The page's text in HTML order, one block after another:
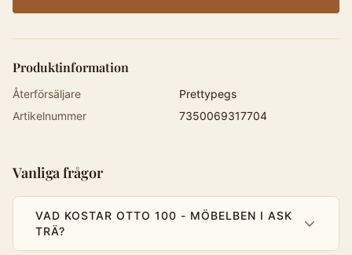
Produktinformation
Återförsäljare
Prettypegs
Artikelnummer
7350069317704
Vanliga frågor
VAD KOSTAR OTTO 100 - MÖBELBEN I ASK
TRÄ?